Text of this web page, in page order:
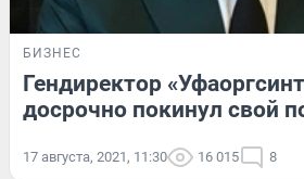
БИЗНЕС
Гендиректор
досрочно покинул свой
17 августа, 2021, 11:30 16 015 8